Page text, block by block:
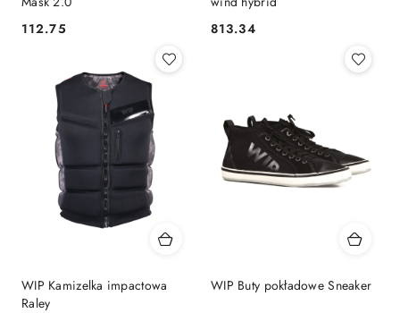
Cena:
112.75 Cena:
813.34
WIP Kamizelka impactowa
Raley
WIP Buty pokładowe Sneaker